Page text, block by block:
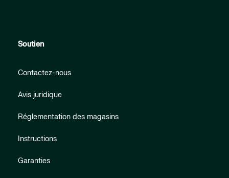
Soutien
Contactez-nous
Avis juridique
Réglementation des magasins
Instructions
Garanties